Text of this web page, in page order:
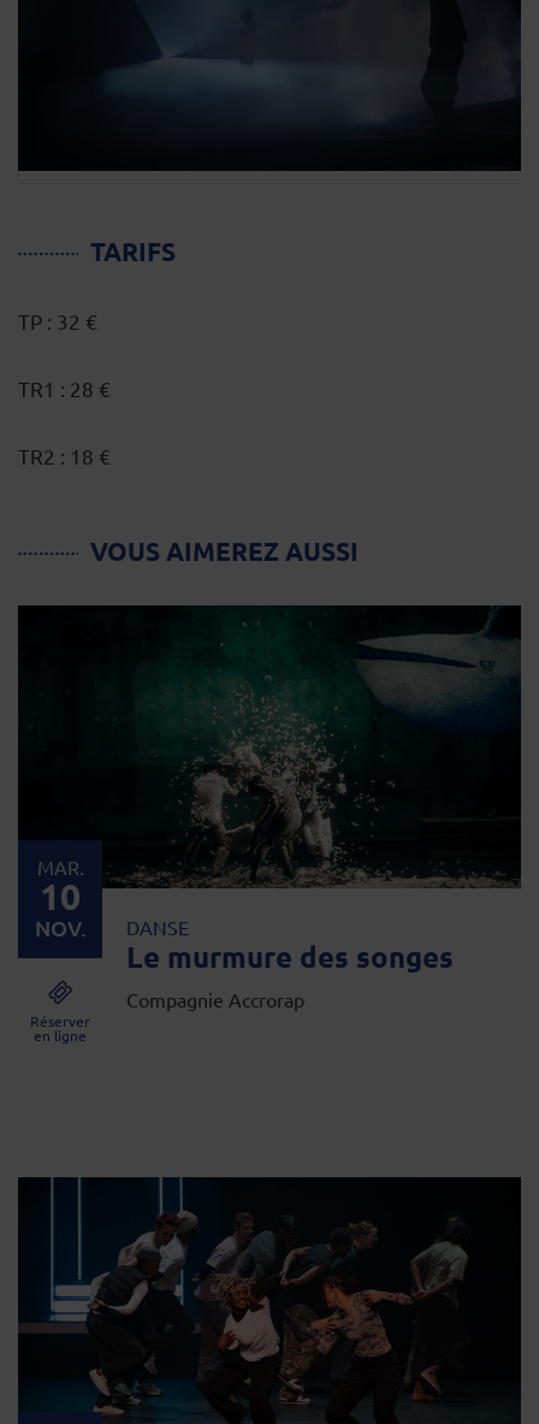
TARIFS
TP : 32 €
TR1 : 28 €
TR2 : 18 €
VOUS AIMEREZ AUSSI
DANSE
Le murmure des songes
Compagnie Accrorap
MAR.
10
NOV.
Réserver
en ligne